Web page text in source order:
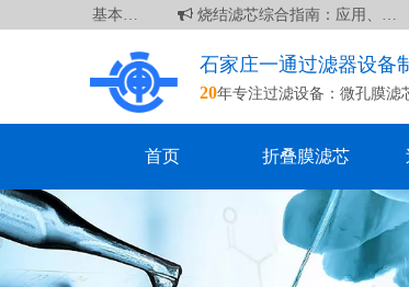
寸滤芯：基本信息 烧结滤芯综合指南：应用、优点和维护
石家庄一通过滤器设备
20年专注过滤设备： 微孔膜滤
首页 折叠膜滤芯